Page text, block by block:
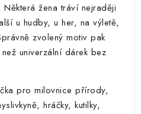
žena tráví nejraději
u hudby, u her, na výletě,
zvolený motiv pak
univerzální dárek bez
pro milovnice přírody,
hráčky, kutilky,